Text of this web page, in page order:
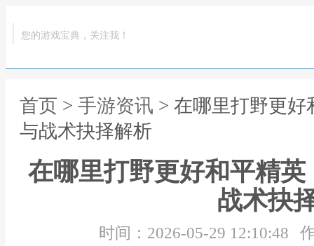
您的游戏宝典，关注我！
首页 > 手游资讯 > 在哪里打野更
与战术抉择解析
在哪里打野更好和平精
战术抉
时间：2026-05-29 12:10:48